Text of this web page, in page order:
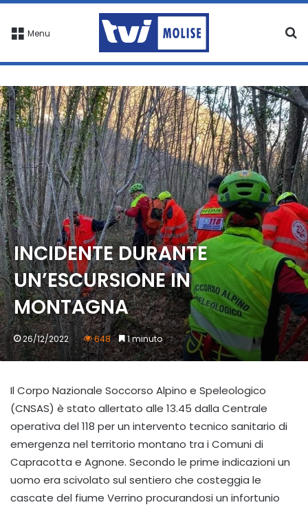
Menu
INCIDENTE DURANTE
UN’ESCURSIONE IN
MONTAGNA
26/12/2022 648 1 minuto
Il Corpo Nazionale Soccorso Alpino e Speleologico
(CNSAS) è stato allertato alle 13.45 dalla Centrale
operativa del 118 per un intervento tecnico sanitario di
emergenza nel territorio montano tra i Comuni di
Capracotta e Agnone. Secondo le prime indicazioni un
uomo era scivolato sul sentiero che costeggia le
cascate del fiume Verrino procurandosi un infortunio